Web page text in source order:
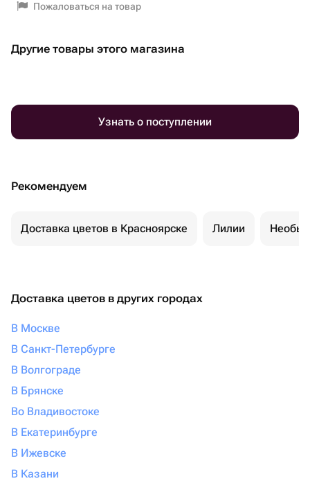
Пожаловаться на товар
Другие товары этого магазина
Узнать о поступлении
Рекомендуем
Доставка цветов в Красноярске Лилии
Доставка цветов в других городах
В Москве
В Санкт-Петербурге
В Волгограде
В Брянске
Во Владивостоке
В Екатеринбурге
В Ижевске
В Казани